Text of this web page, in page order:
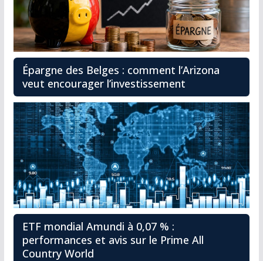
Épargne des Belges : comment l’Arizona
veut encourager l’investissement
ETF mondial Amundi à 0,07 % :
performances et avis sur le Prime All
Country World